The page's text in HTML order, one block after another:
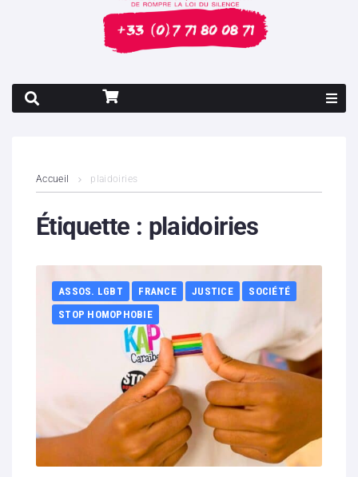
Contenus litigieux
Boutique
Hébergement solidaire
Accueil plaidoiries
Étiquette : plaidoiries
ASSOS. LGBT FRANCE JUSTICE
SOCIÉTÉ
STOP HOMOPHOBIE